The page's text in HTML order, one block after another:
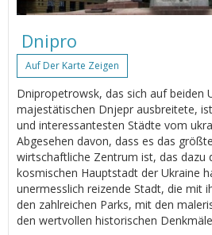
Dnipro
Auf Der Karte Zeigen
Dnipropetrowsk, das sich auf beiden
majestätischen Dnjepr ausbreitete,
und interessantesten Städte vom
Abgesehen davon, dass es das
wirtschaftliche Zentrum ist, das dazu
kosmischen Hauptstadt der Ukraine
unermesslich reizende Stadt, die mit
den zahlreichen Parks, mit den
den wertvollen historischen